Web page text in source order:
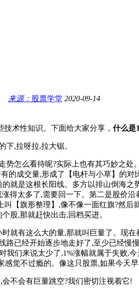
来源： 股票学堂 2020-09-14
术性知识。下面给大家分享， 什么是
下,拉呀拉,拉大锯。
么看待呢?实际上也有其巧妙之处
的成交量,形成了【电杆与小草】的
就是这根长阳线。多方以排山倒海
得太多了,需要回一下。第二是股价
【旗形整理】,像不像一面红旗?然
股,那就赶快出击,回档买进。
有这么大的量,那就叫巨量了。现在
已经开始逐步地走好了,至少已经
们来说太少了,1%涨幅就属于失败,
觉不过瘾的。像这只股票,如果今天
不会有巨量跳空?我们密切注视着它!